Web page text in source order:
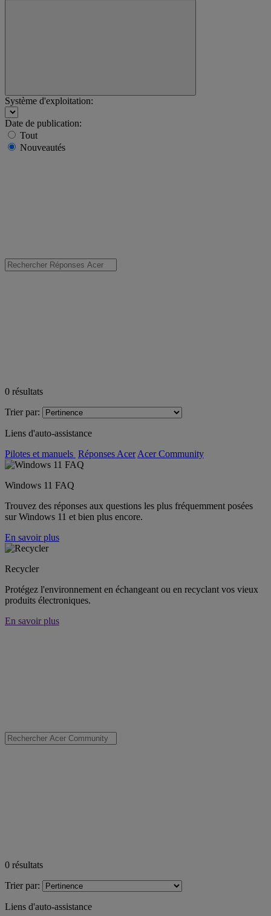
Système d'exploitation:
Date de publication:
Tout
Nouveautés
0 résultats
Trier par:
Liens d'auto-assistance
Pilotes et manuels Réponses Acer Acer Community
Windows 11 FAQ
Trouvez des réponses aux questions les plus fréquemment posées
sur Windows 11 et bien plus encore.
En savoir plus
Recycler
Protégez l'environnement en échangeant ou en recyclant vos vieux
produits électroniques.
En savoir plus
0 résultats
Trier par:
Liens d'auto-assistance